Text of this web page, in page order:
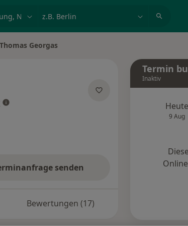
ändern
Thomas Georgas
über Spezialisierungen
senden
Bewertungen (17)
Termin
Inaktiv
Heute
9 Aug